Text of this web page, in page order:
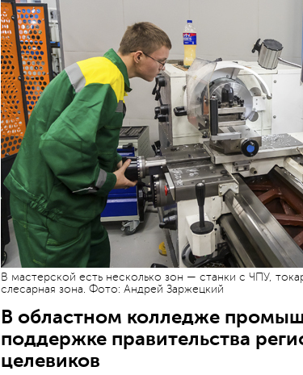
В мастерской есть несколько зон — станки с ЧПУ,
слесарная зона. Фото: Андрей Заржецкий
В областном колледже
поддержке правительства
целевиков